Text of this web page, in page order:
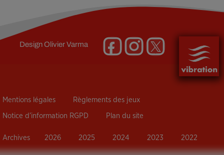
DesignOlivier Varma
Mentions légales Règlements des jeux
Notice d’information RGPD Plan du site
Archives 2026 2025 2024 2023 2022